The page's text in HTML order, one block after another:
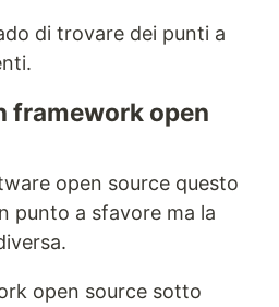
di trovare dei punti a
framework open
open source questo
punto a sfavore ma la
open source sotto